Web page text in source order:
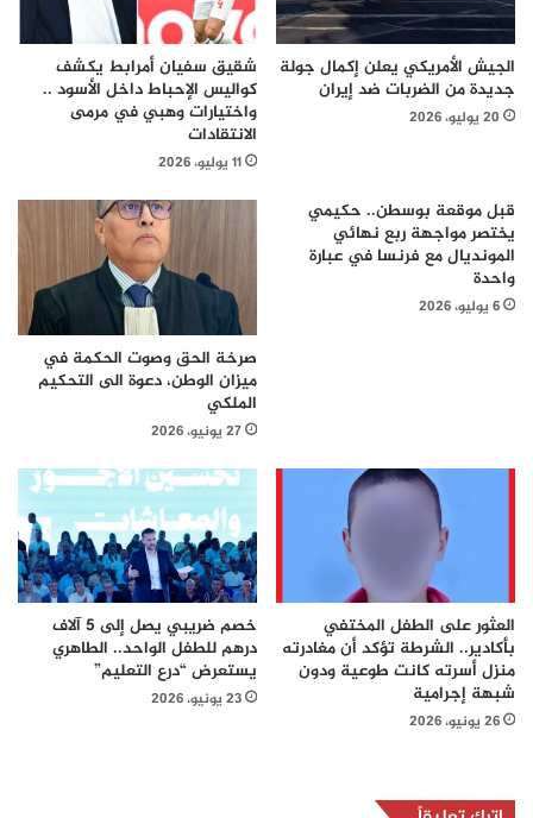
الجيش الأمريكي يعلن إكمال جولة
جديدة من الضربات ضد إيران
20 يوليو، 2026
شقيق سفيان أمرابط يكشف
كواليس الإحباط داخل الأسود ..
واختيارات وهبي في مرمى
الانتقادات
11 يوليو، 2026
قبل موقعة بوسطن.. حكيمي
يختصر مواجهة ربع نهائي
المونديال مع فرنسا في عبارة
واحدة
6 يوليو، 2026
صرخة الحق وصوت الحكمة في
ميزان الوطن، دعوة الى التحكيم
الملكي
27 يونيو، 2026
العثور على الطفل المختفي
بأكادير.. الشرطة تؤكد أن مغادرته
منزل أسرته كانت طوعية ودون
شبهة إجرامية
26 يونيو، 2026
خصم ضريبي يصل إلى 5 آلاف
درهم للطفل الواحد.. الطاهري
يستعرض “درع التعليم”
23 يونيو، 2026